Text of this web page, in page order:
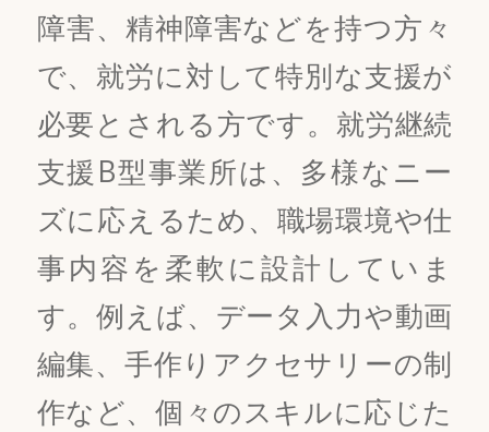
障害、精神障害などを持つ方々
で、就労に対して特別な支援が
必要とされる方です。就労継続
支援B型事業所は、多様なニー
ズに応えるため、職場環境や仕
事内容を柔軟に設計していま
す。例えば、データ入力や動画
編集、手作りアクセサリーの制
作など、個々のスキルに応じた